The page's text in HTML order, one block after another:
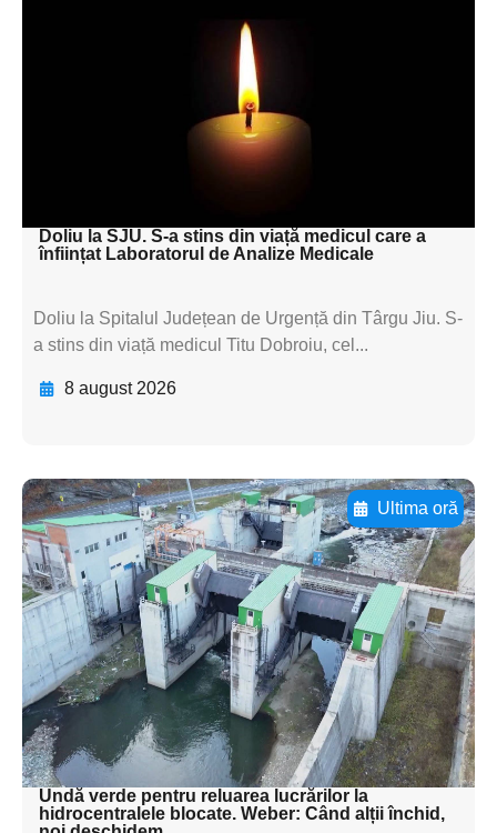
subtitluAdaugă aici
textul pentru
subtitluAdaugă aici
textul pentru
subtitluAdaugă aici
Doliu la SJU. S-a stins din viață medicul care a
înființat Laboratorul de Analize Medicale
Doliu la Spitalul Județean de Urgență din Târgu Jiu. S-
a stins din viață medicul Titu Dobroiu, cel...
8 august 2026
Ultima oră
Adaugă aici textul pentru
subtitluAdaugă aici
textul pentru
subtitluAdaugă aici
textul pentru
subtitluAdaugă aici
textul pentru subti
Undă verde pentru reluarea lucrărilor la
hidrocentralele blocate. Weber: Când alții închid,